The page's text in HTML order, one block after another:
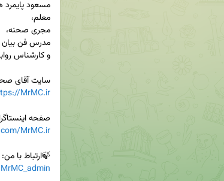
سایت آقای
MrMC.ir
صفحه
MrMC.ir
🍃ارتباط با من: